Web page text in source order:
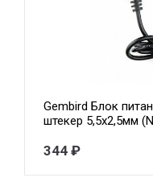
Gembird Блок
штекер 5,5х2,5мм
344 ₽